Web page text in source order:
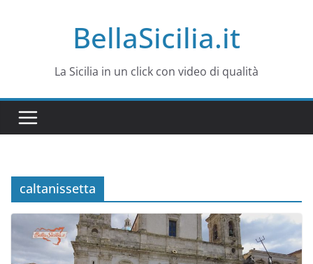
BellaSicilia.it
La Sicilia in un click con video di qualità
caltanissetta